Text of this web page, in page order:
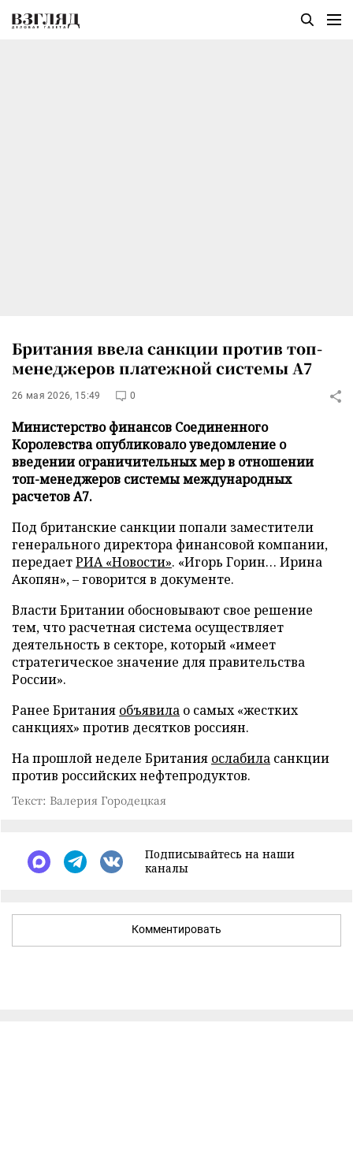
Британия ввела санкции против топ-
менеджеров платежной системы А7
26 мая 2026, 15:49 0
Министерство финансов Соединенного
Королевства опубликовало уведомление о
введении ограничительных мер в отношении
топ-менеджеров системы международных
расчетов А7.
Под британские санкции попали заместители
генерального директора финансовой компании,
передаетРИА «Новости». «Игорь Горин… Ирина
Акопян», – говорится в документе.
Власти Британии обосновывают свое решение
тем, что расчетная система осуществляет
деятельность в секторе, который «имеет
стратегическое значение для правительства
России».
Ранее Британия объявила о самых «жестких
санкциях» против десятков россиян.
На прошлой неделе Британия ослабила санкции
против российских нефтепродуктов.
Текст: Валерия Городецкая
Подписывайтесь на наши
каналы
Комментировать